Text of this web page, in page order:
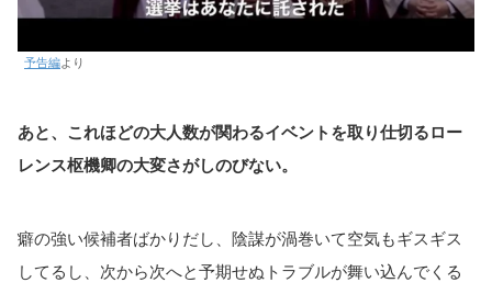
予告編より
あと、これほどの大人数が関わるイベントを取り仕切るロー
レンス枢機卿の大変さがしのびない。
癖の強い候補者ばかりだし、陰謀が渦巻いて空気もギスギス
してるし、次から次へと予期せぬトラブルが舞い込んでくる